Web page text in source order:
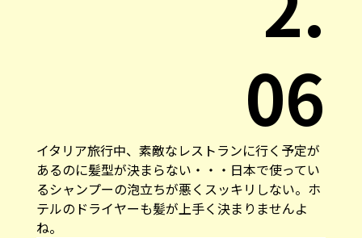
06
イタリア旅行中、素敵なレストランに行く予定が
あるのに髪型が決まらない・・・日本で使ってい
るシャンプーの泡立ちが悪くスッキリしない。ホ
テルのドライヤーも髪が上手く決まりませんよ
ね。